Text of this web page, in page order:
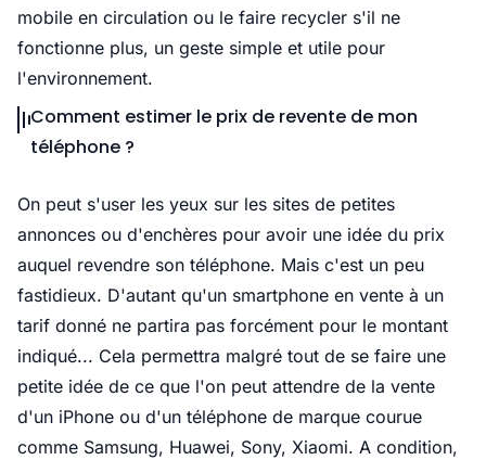
mobile en circulation ou le faire recycler s'il ne
fonctionne plus, un geste simple et utile pour
l'environnement.
Comment estimer le prix de revente de mon
téléphone ?
On peut s'user les yeux sur les sites de petites
annonces ou d'enchères pour avoir une idée du prix
auquel revendre son téléphone. Mais c'est un peu
fastidieux. D'autant qu'un smartphone en vente à un
tarif donné ne partira pas forcément pour le montant
indiqué... Cela permettra malgré tout de se faire une
petite idée de ce que l'on peut attendre de la vente
d'un iPhone ou d'un téléphone de marque courue
comme Samsung, Huawei, Sony, Xiaomi. A condition,